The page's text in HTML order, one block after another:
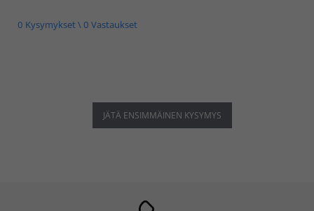
0 Kysymykset \ 0 Vastaukset
JÄTÄ ENSIMMÄINEN KYSYMYS